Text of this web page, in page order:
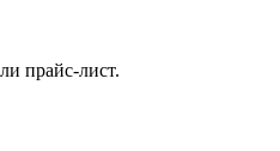
прайс-лист.